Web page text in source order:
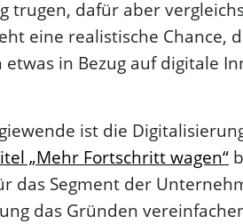
trugen, dafür aber
eine realistische Chance,
in Bezug auf digitale
ist die
„Mehr Fortschritt wagen“
das Segment der
das Gründen